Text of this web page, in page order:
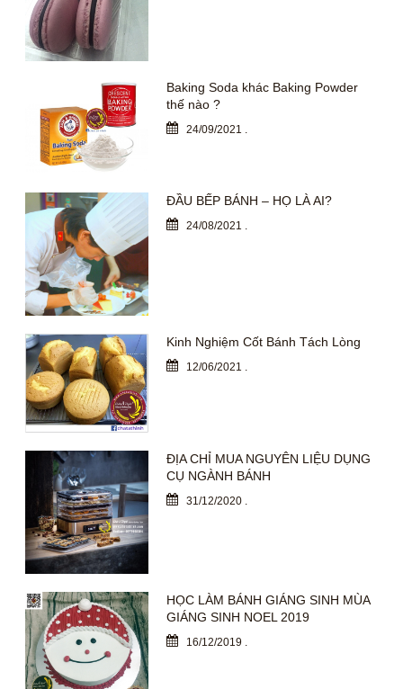
Baking Soda khác Baking Powder
thế nào ?
24/09/2021
ĐẦU BẾP BÁNH – HỌ LÀ AI?
24/08/2021 .
Kinh Nghiệm Cốt Bánh Tách Lòng
12/06/2021 .
ĐỊA CHỈ MUA NGUYÊN LIỆU DỤNG
CỤ NGÀNH BÁNH
31/12/2020 .
HỌC LÀM BÁNH GIÁNG SINH MÙA
GIÁNG SINH NOEL 2019
16/12/2019 .